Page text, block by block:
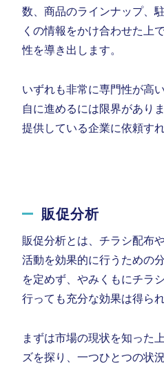
数、商品のラインナップ、
くの情報をかけ合わせた上
性を導き出します。
いずれも非常に専門性が高
自に進めるには限界があり
提供している企業に依頼す
販促分析
販促分析とは、チラシ配布
活動を効果的に行うための
を定めず、やみくもにチラ
行っても充分な効果は得られ
まずは市場の現状を知った
ズを探り、一つひとつの状